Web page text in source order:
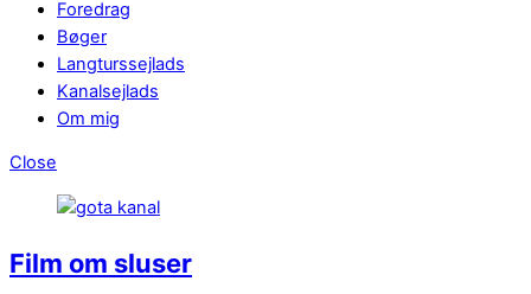
Foredrag
Bøger
Langturssejlads
Kanalsejlads
Om mig
Close
Film om sluser